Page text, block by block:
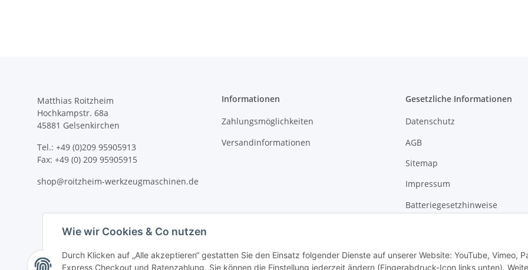
Wie wir Cookies & Co nutzen
Durch Klicken auf „Alle akzeptieren“ gestatten Sie den Einsatz folgender Dienste auf unserer Website: YouTube, Vimeo,
Express Checkout und Ratenzahlung. Sie können die Einstellung jederzeit ändern (Fingerabdruck-Icon links unten).
Matthias Roitzheim
Hochkampstr. 68a
45881 Gelsenkirchen
Tel.: +49 (0)209 95905913
Fax: +49 (0) 209 95905915
shop@roitzheim-werkzeugmaschinen.de
Informationen
Zahlungsmöglichkeiten
Versandinformationen
Gesetzliche Informationen
Datenschutz
AGB
Sitemap
Impressum
Batteriegesetzhinweise